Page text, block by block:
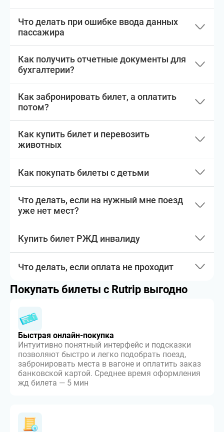
Что делать при ошибке ввода данных
пассажира
Как получить отчетные документы для
бухгалтерии?
Как забронировать билет, а оплатить
потом?
Как купить билет и перевозить
животных
Как покупать билеты с детьми
Что делать, если на нужный мне поезд
уже нет мест?
Купить билет РЖД инвалиду
Что делать, если оплата не проходит
Покупать билеты с Rutrip выгодно
Быстрая онлайн-покупка
Интуитивно понятный интерфейс и подсказки
позволяют быстро и легко подобрать поезд,
забронировать места в вагоне и оплатить заказ
банковской картой. Среднее время оформления
жд билета — 5 мин